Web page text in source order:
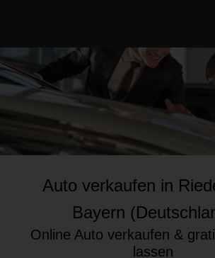
Auto verkaufen in
Bayern
Online Auto verkaufen &
lassen